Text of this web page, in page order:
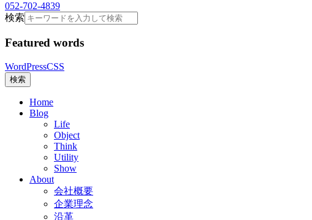
052-702-4839
検索
Featured words
WordPressCSS
検索
Home
Blog
Life
Object
Think
Utility
Show
About
会社概要
企業理念
沿革